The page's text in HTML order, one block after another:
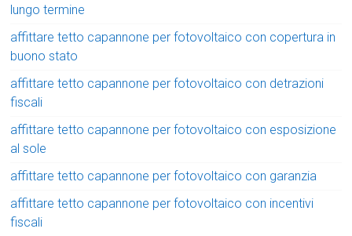
lungo termine
affittare tetto capannone per fotovoltaico con copertura in
buono stato
affittare tetto capannone per fotovoltaico con detrazioni
fiscali
affittare tetto capannone per fotovoltaico con esposizione
al sole
affittare tetto capannone per fotovoltaico con garanzia
affittare tetto capannone per fotovoltaico con incentivi
fiscali